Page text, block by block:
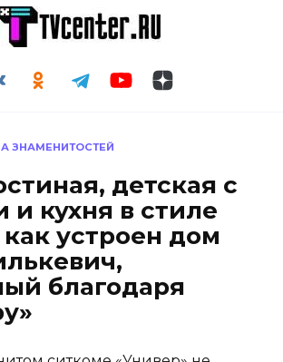
ЗНАМЕНИТОСТЕЙ
детская с
и кухня в стиле
как устроен дом
благодаря